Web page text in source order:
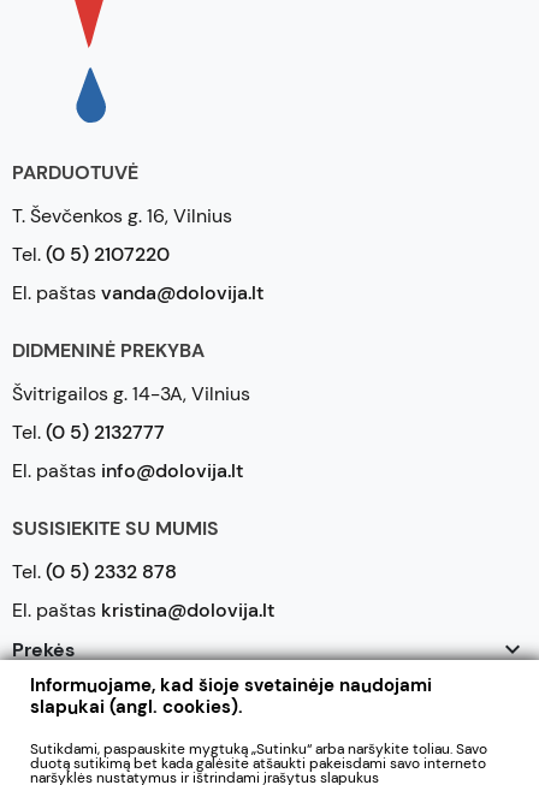
PARDUOTUVĖ
T. Ševčenkos g. 16, Vilnius
Tel.(0 5) 2107220
El. paštasvanda@dolovija.lt
DIDMENINĖ PREKYBA
Švitrigailos g. 14-3A, Vilnius
Tel.(0 5) 2132777
El. paštas info@dolovija.lt
SUSISIEKITE SU MUMIS
Tel.(0 5) 2332 878
El. paštas kristina@dolovija.lt
Prekės

Mūsų įmonė
Jūsų paskyra
Informuojame, kad šioje svetainėje naudojami
slapukai (angl. cookies).
Sutikdami, paspauskite mygtuką „Sutinku“ arba naršykite toliau. Savo
duotą sutikimą bet kada galėsite atšaukti pakeisdami savo interneto
naršyklės nustatymus ir ištrindami įrašytus slapukus